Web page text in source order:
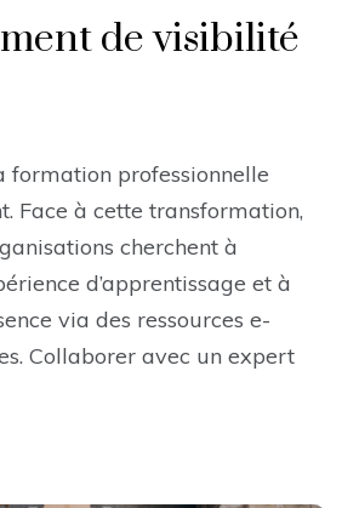
de visibilité
formation professionnelle
Face à cette transformation,
cherchent à
d’apprentissage et à
via des ressources e-
Collaborer avec un expert